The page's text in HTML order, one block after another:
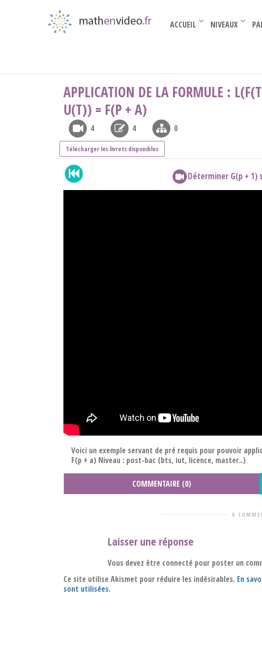
ACCUEIL NIVEAUX
APPLICATION DE LA FORMULE :
U(T)) = F(P + A)
4 4 0
Télécharger les livrets disponibles
Déterminer G(p + 1)
Voici un exemple servant de pré requis pour pouvoir
F(p + a) Niveau : post-bac (bts, iut, licence, master..)
COMMENTAIRE (0)
0
Laisser une réponse
Vous devez être connecté pour poster un
Ce site utilise Akismet pour réduire les indésirables. En
sont utilisées.